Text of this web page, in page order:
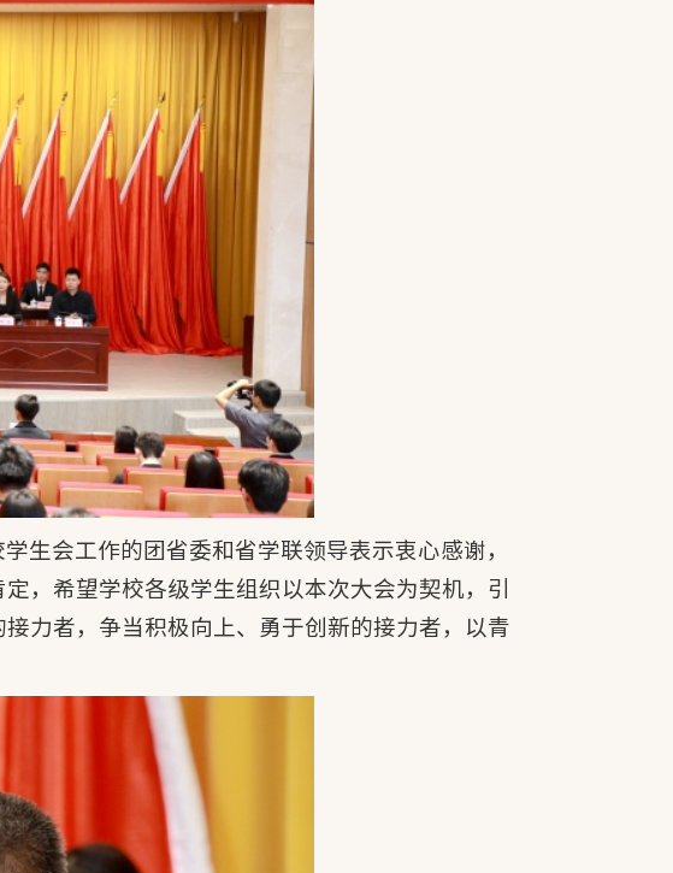
生会工作的团省委和省学联领导表示衷心感谢，
，希望学校各级学生组织以本次大会为契机，引
力者，争当积极向上、勇于创新的接力者，以青